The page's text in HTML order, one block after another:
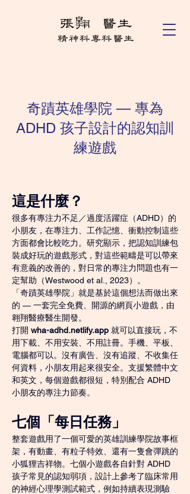
奇蹟英雄學院 — 專為
ADHD 孩子設計的認知訓
練遊戲
這是什麼？
很多有專注力不足／過度活躍症（ADHD）的
小朋友，在專注力、工作記憶、衝動控制這些
方面都會比較吃力。研究顯示，把認知訓練包
裝成好玩的遊戲形式，對這些範疇是可以帶來
有意義的改善的，對日常的專注力問題也有一
定幫助（Westwood et al., 2023）。
「奇蹟英雄學院」就是基於這個想法而做出來
的 — 一套完全免費、開源的網頁小遊戲，由
翱翔醫療醫生開發。
打開 wha-adhd.netlify.app 就可以直接玩，不
用下載、不用安裝、不用註冊。手機、平板、
電腦都可以。沒有廣告、沒有追蹤、不收集任
何資料，小朋友用起來很安全。支援繁體中文
和英文，每個遊戲都很短，特別配合 ADHD
小朋友的專注力節奏。
七個「每日任務」
整套遊戲用了一個可愛的英雄訓練學院故事框
架，有動畫、有粒子特效、還有一隻會彈跳的
小狐狸吉祥物。七個小遊戲各自針對 ADHD
孩子常見的認知弱項，設計上參考了臨床常用
的神經心理學測試範式，例如持續表現測驗